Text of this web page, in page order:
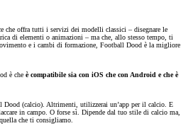
che offra tutti i servizi dei modelli classici – disegnare le
di elementi o animazioni – ma che, allo stesso tempo, ti
e i cambi di formazione, Football Dood è la migliore
è che è compatibile sia con iOS che con Android e che è
Dood (calcio). Altrimenti, utilizzerai un’app per il calcio. E
in campo. O forse sì. Dipende dal tuo stile di calcio ma,
che ti consigliamo.